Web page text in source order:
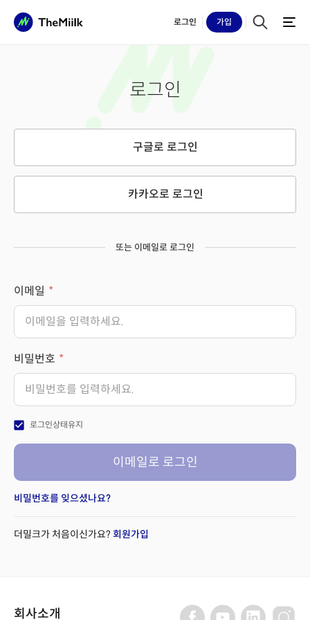
로그인 가입
로그인
구글로 로그인
카카오로 로그인
또는 이메일로 로그인
이메일
비밀번호
check_box 로그인상태유지
이메일로 로그인
비밀번호를 잊으셨나요?
더밀크가 처음이신가요? 회원가입
회사소개